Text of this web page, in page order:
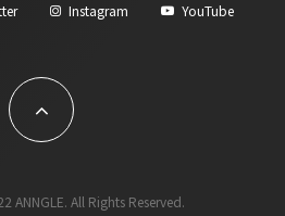
Instagram YouTube
ANNGLE. All Rights Reserved.